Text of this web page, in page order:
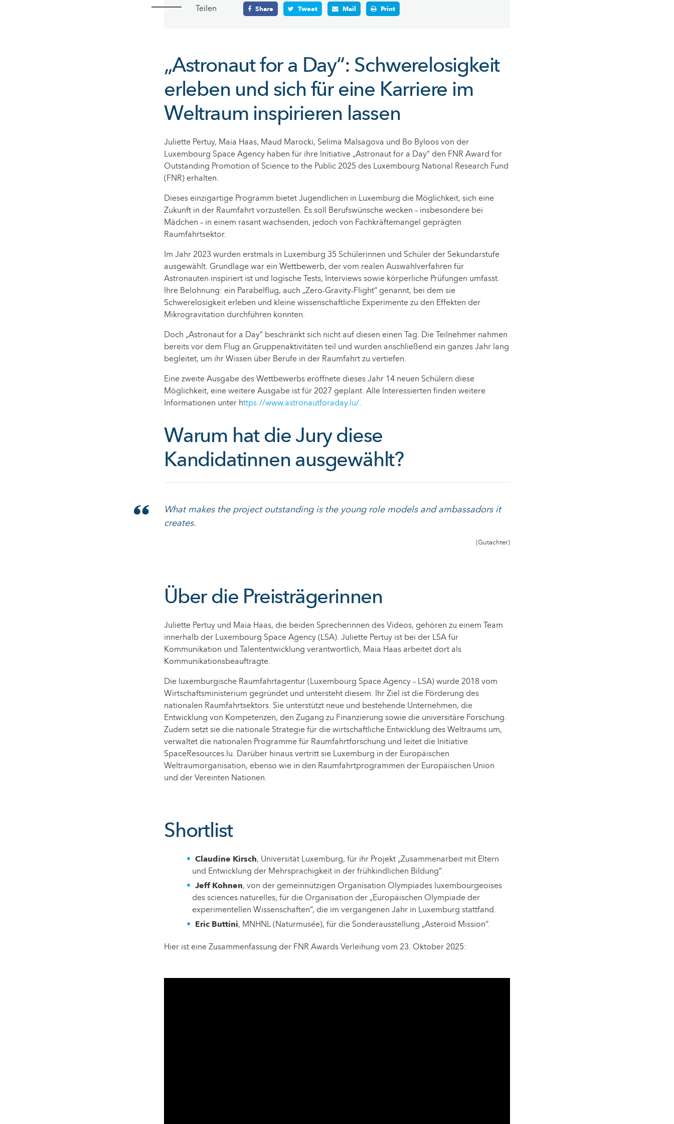
Teilen Share Tweet Mail Print
„Astronaut for a Day“: Schwerelosigkeit
erleben und sich für eine Karriere im
Weltraum inspirieren lassen
Juliette Pertuy, Maia Haas, Maud Marocki, Selima Malsagova und Bo Byloos von der
Luxembourg Space Agency haben für ihre Initiative „Astronaut for a Day“ den FNR Award for
Outstanding Promotion of Science to the Public 2025 des Luxembourg National Research Fund
(FNR) erhalten.
Dieses einzigartige Programm bietet Jugendlichen in Luxemburg die Möglichkeit, sich eine
Zukunft in der Raumfahrt vorzustellen. Es soll Berufswünsche wecken – insbesondere bei
Mädchen – in einem rasant wachsenden, jedoch von Fachkräftemangel geprägten
Raumfahrtsektor.
Im Jahr 2023 wurden erstmals in Luxemburg 35 Schülerinnen und Schüler der Sekundarstufe
ausgewählt. Grundlage war ein Wettbewerb, der vom realen Auswahlverfahren für
Astronauten inspiriert ist und logische Tests, Interviews sowie körperliche Prüfungen umfasst.
Ihre Belohnung: ein Parabelflug, auch „Zero-Gravity-Flight“ genannt, bei dem sie
Schwerelosigkeit erleben und kleine wissenschaftliche Experimente zu den Effekten der
Mikrogravitation durchführen konnten.
Doch „Astronaut for a Day“ beschränkt sich nicht auf diesen einen Tag. Die Teilnehmer nahmen
bereits vor dem Flug an Gruppenaktivitäten teil und wurden anschließend ein ganzes Jahr lang
begleitet, um ihr Wissen über Berufe in der Raumfahrt zu vertiefen.
Eine zweite Ausgabe des Wettbewerbs eröffnete dieses Jahr 14 neuen Schülern diese
Möglichkeit, eine weitere Ausgabe ist für 2027 geplant. Alle Interessierten finden weitere
Informationen unter https://www.astronautforaday.lu/.
Warum hat die Jury diese
Kandidatinnen ausgewählt?
What makes the project outstanding is the young role models and ambassadors it
creates.
(Gutachter)
Über die Preisträgerinnen
Juliette Pertuy und Maia Haas, die beiden Sprecherinnen des Videos, gehören zu einem Team
innerhalb der Luxembourg Space Agency (LSA). Juliette Pertuy ist bei der LSA für
Kommunikation und Talententwicklung verantwortlich, Maia Haas arbeitet dort als
Kommunikationsbeauftragte.
Die luxemburgische Raumfahrtagentur (Luxembourg Space Agency – LSA) wurde 2018 vom
Wirtschaftsministerium gegründet und untersteht diesem. Ihr Ziel ist die Förderung des
nationalen Raumfahrtsektors. Sie unterstützt neue und bestehende Unternehmen, die
Entwicklung von Kompetenzen, den Zugang zu Finanzierung sowie die universitäre Forschung.
Zudem setzt sie die nationale Strategie für die wirtschaftliche Entwicklung des Weltraums um,
verwaltet die nationalen Programme für Raumfahrtforschung und leitet die Initiative
SpaceResources.lu. Darüber hinaus vertritt sie Luxemburg in der Europäischen
Weltraumorganisation, ebenso wie in den Raumfahrtprogrammen der Europäischen Union
und der Vereinten Nationen.
Shortlist
Claudine Kirsch, Universität Luxemburg, für ihr Projekt „Zusammenarbeit mit Eltern
und Entwicklung der Mehrsprachigkeit in der frühkindlichen Bildung“.
Jeff Kohnen, von der gemeinnützigen Organisation Olympiades luxembourgeoises
des sciences naturelles, für die Organisation der „Europäischen Olympiade der
experimentellen Wissenschaften“, die im vergangenen Jahr in Luxemburg stattfand.
Eric Buttini, MNHNL (Naturmusée), für die Sonderausstellung „Asteroid Mission“.
Hier ist eine Zusammenfassung der FNR Awards Verleihung vom 23. Oktober 2025: